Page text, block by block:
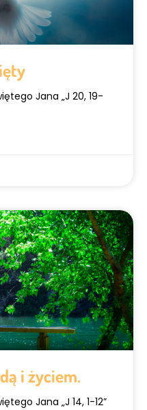
Jana „J 20, 19-
i życiem.
Jana „J 14, 1-12”